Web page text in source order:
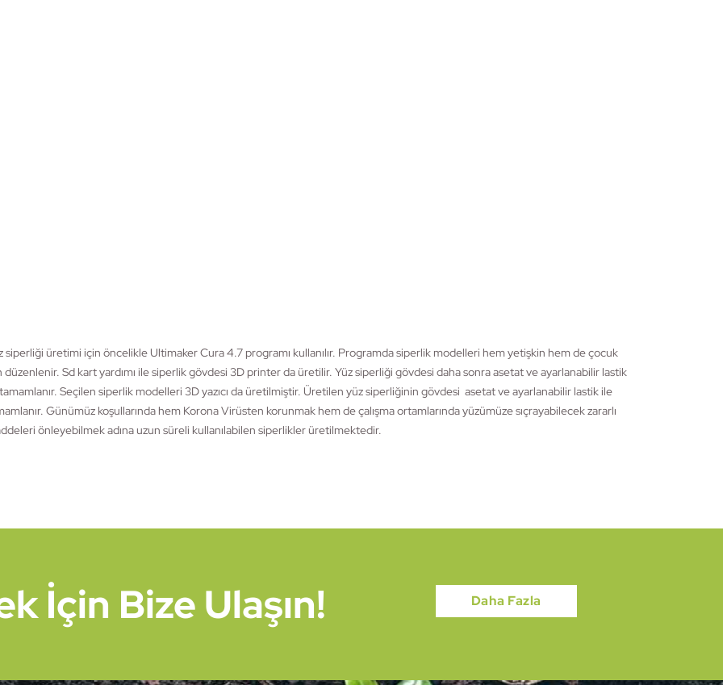
siperliği üretimi için öncelikle Ultimaker Cura 4.7 programı kullanılır. Programda siperlik modelleri hem yetişkin hem de çocuk
düzenlenir. Sd kart yardımı ile siperlik gövdesi 3D printer da üretilir. Yüz siperliği gövdesi daha sonra asetat ve ayarlanabilir lastik
Seçilen siperlik modelleri 3D yazıcı da üretilmiştir. Üretilen yüz siperliğinin gövdesi asetat ve ayarlanabilir lastik ile
Günümüz koşullarında hem Korona Virüsten korunmak hem de çalışma ortamlarında yüzümüze sıçrayabilecek zararlı
önleyebilmek adına uzun süreli kullanılabilen siperlikler üretilmektedir.
İçin Bize Ulaşın! Daha Fazla